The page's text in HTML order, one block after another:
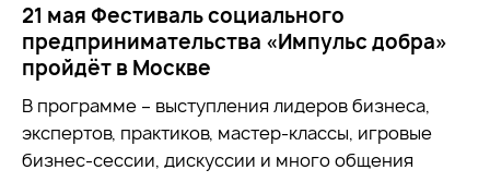
21 мая Фестиваль социального
предпринимательства «Импульс добра»
пройдёт в Москве
В программе – выступления лидеров бизнеса,
экспертов, практиков, мастер-классы, игровые
бизнес-сессии, дискуссии и много общения